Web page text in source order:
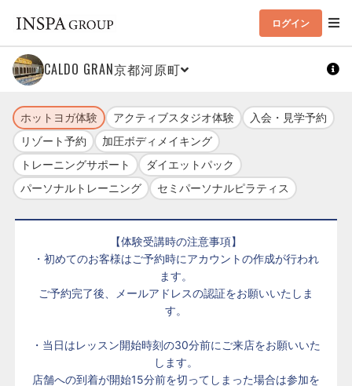
ログイン
CALDO GRAN京都河原町
ホットヨガ体験 アクティブスタジオ体験
入会・見学予約
リゾート予約
加圧ボディメイキング
トレーニングサポート
ダイエットパック
パーソナルトレーニング
セミパーソナルピラティス
【体験受講時の注意事項】
・初めてのお客様はご予約時にアカウントの作成が行われ
ます。
ご予約完了後、メールアドレスの認証をお願いいたしま
す。
・当日はレッスン開始時刻の30分前にご来店をお願いいた
します。
店舗への到着が開始15分前を切ってしまった場合は参加を